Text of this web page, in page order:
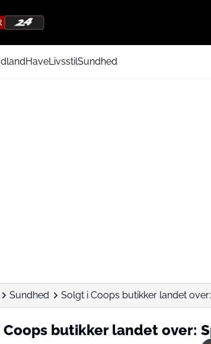
HaveLivsstilSundhed
Sundhed Solgt i Coops butikker landet
butikker landet over: